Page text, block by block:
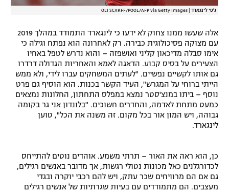
ג'סי לינגארד OLI SCARFF/POOL/AFP via Getty Images
אלה שעשו ממנו צחוק לא ידעו כי לינגארד התמודד במהלך 2019
עם מצוקה פסיכולוגית כבירה. רק לאחרונה הוא נפתח וגילה כי
אימו סבלה מדיכאון קליני ואושפזה – והוא נדרש לטפל באחיו
הצעירים על בסיס קבוע. הדאגה לאמא והאחריות הגדולה דרדרו
גם אותו לקשיים נפשיים. "לעתים המשחקים עברו לידי, ולא ממש
הייתי ברוחי על המגרש", העיד הקשר בכנות. הוא הוסיף גם פרט
נוסף – ביתו במנצ'סטר נמצא במפלס התחתון, החלונות נמצאים
כמעט מתחת לאדמה, והחדרים חשוכים. "בלונדון אני גר בקומה
גבוהה, ויש המון אור בכל מקום. זה משנה את הכל", טוען
לינגארד.
כן, הוא ראה את האור – תרתי משמע. אוהדים נוטים להתייחס
לכדורגלנים כאל מכונות נטולי רגשות, אך מדובר באנשים רגילים,
גם אם הם מרוויחים שכר עתק, ויש להם רכבי יוקרה ובגדי
מעצבים. הם מתמודדים עם בעיות שגרתיות של אנשים רגילים